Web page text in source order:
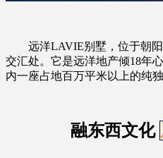
远洋LAVIE别墅，位于朝阳
交汇处。它是远洋地产倾18年
内一座占地百万平米以上的纯
融东西文化